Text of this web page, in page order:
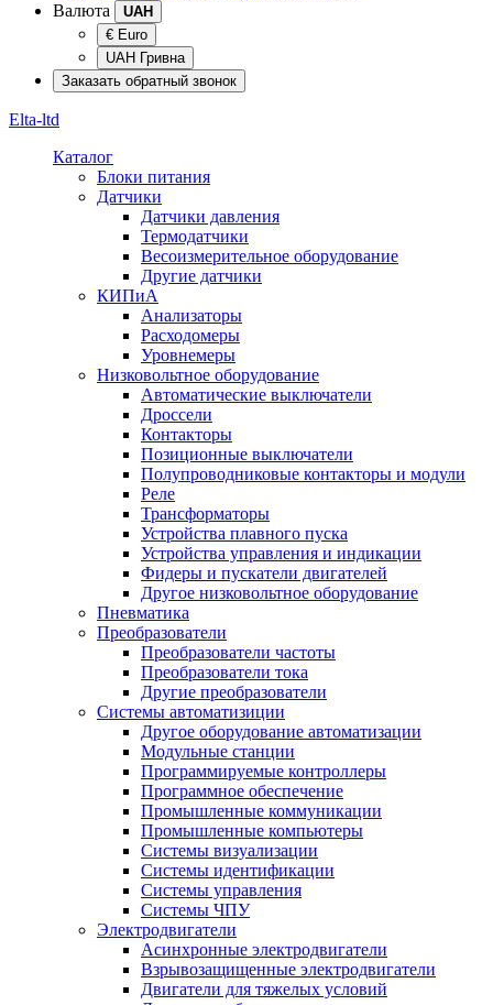
Валюта
UAH
€ Euro
UAH Гривна
Заказать обратный звонок
Elta-ltd
Каталог
Блоки питания
Датчики
Датчики давления
Термодатчики
Весоизмерительное оборудование
Другие датчики
КИПиА
Анализаторы
Расходомеры
Уровнемеры
Низковольтное оборудование
Автоматические выключатели
Дроссели
Контакторы
Позиционные выключатели
Полупроводниковые контакторы и модули
Реле
Трансформаторы
Устройства плавного пуска
Устройства управления и индикации
Фидеры и пускатели двигателей
Другое низковольтное оборудование
Пневматика
Преобразователи
Преобразователи частоты
Преобразователи тока
Другие преобразователи
Системы автоматизиции
Другое оборудование автоматизации
Модульные станции
Программируемые контроллеры
Программное обеспечение
Промышленные коммуникации
Промышленные компьютеры
Системы визуализации
Системы идентификации
Системы управления
Системы ЧПУ
Электродвигатели
Асинхронные электродвигатели
Взрывозащищенные электродвигатели
Двигатели для тяжелых условий